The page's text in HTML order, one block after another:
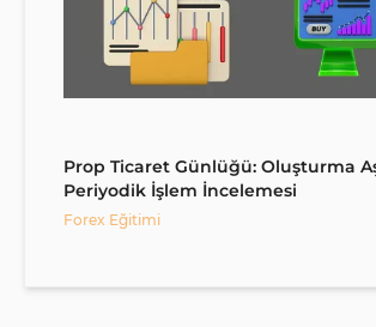
Prop Ticaret Günlüğü: Oluşturma
Periyodik İşlem İncelemesi
Forex Eğitimi